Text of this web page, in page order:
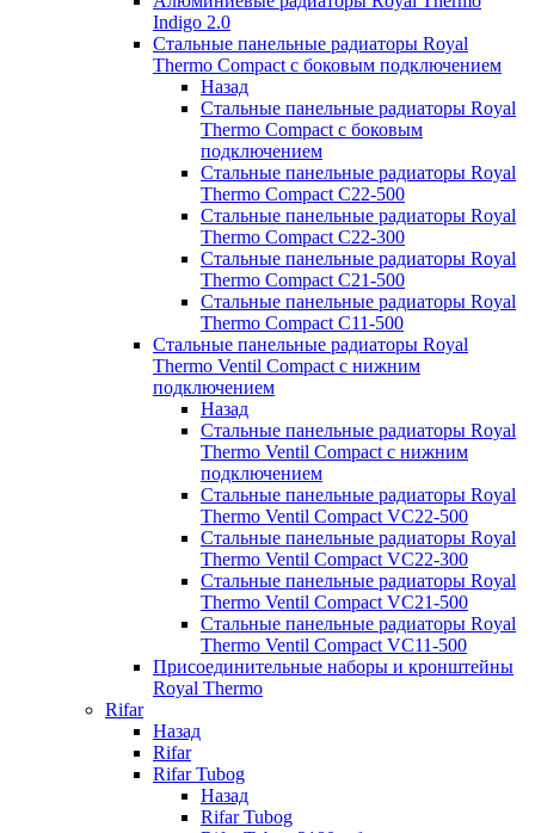
Indigo 2.0
Стальные панельные радиаторы Royal
Thermo Compact с боковым подключением
Назад
Стальные панельные радиаторы Royal
Thermo Compact с боковым
подключением
Стальные панельные радиаторы Royal
Thermo Compact C22-500
Стальные панельные радиаторы Royal
Thermo Compact C22-300
Стальные панельные радиаторы Royal
Thermo Compact C21-500
Стальные панельные радиаторы Royal
Thermo Compact C11-500
Стальные панельные радиаторы Royal
Thermo Ventil Compact с нижним
подключением
Назад
Стальные панельные радиаторы Royal
Thermo Ventil Compact с нижним
подключением
Стальные панельные радиаторы Royal
Thermo Ventil Compact VC22-500
Стальные панельные радиаторы Royal
Thermo Ventil Compact VC22-300
Стальные панельные радиаторы Royal
Thermo Ventil Compact VC21-500
Стальные панельные радиаторы Royal
Thermo Ventil Compact VC11-500
Присоединительные наборы и кронштейны
Royal Thermo
Rifar
Назад
Rifar
Rifar Tubog
Назад
Rifar Tubog